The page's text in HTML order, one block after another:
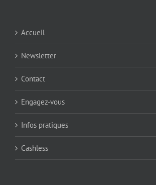
Accueil
Newsletter
Contact
Engagez-vous
Infos pratiques
Cashless